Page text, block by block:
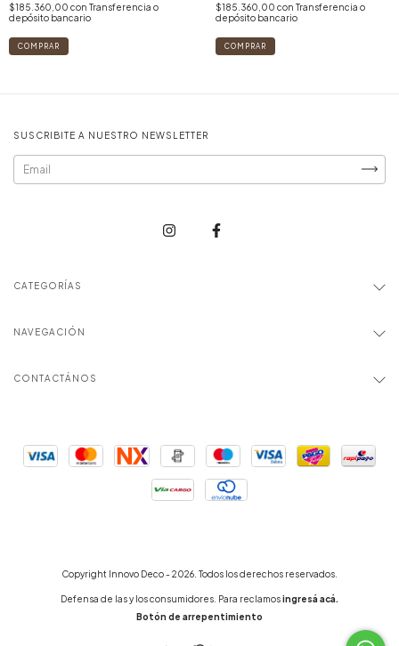
$185.360,00 con Transferencia o
depósito bancario
$185.360,00 con Transferencia o
depósito bancario
SUSCRIBITE A NUESTRO NEWSLETTER
CATEGORÍAS
NAVEGACIÓN
CONTACTÁNOS
Copyright Innovo Deco - 2026. Todos los derechos reservados.
Defensa de las y los consumidores. Para reclamosingresá acá.
Botón de arrepentimiento